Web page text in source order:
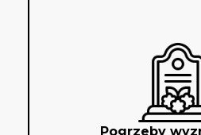
Pogrzeby